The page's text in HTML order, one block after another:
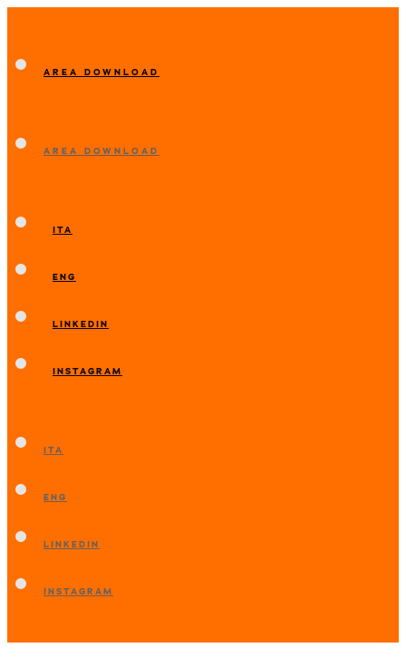
AREA DOWNLOAD
AREA DOWNLOAD
ITA
ENG
LINKEDIN
INSTAGRAM
ITA
ENG
LINKEDIN
INSTAGRAM